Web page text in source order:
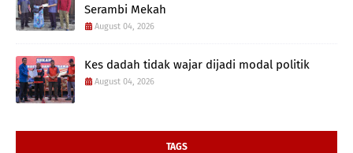
Serambi Mekah
August 04, 2026
Kes dadah tidak wajar dijadi modal politik
August 04, 2026
TAGS